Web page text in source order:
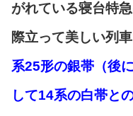
がれている寝台特急
際立って美しい列
系25形の銀帯（後
して14系の白帯と